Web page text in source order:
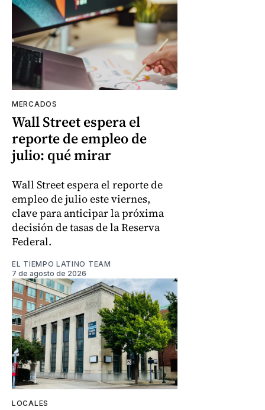
MERCADOS
Wall Street espera el
reporte de empleo de
julio: qué mirar
Wall Street espera el reporte de
empleo de julio este viernes,
clave para anticipar la próxima
decisión de tasas de la Reserva
Federal.
EL TIEMPO LATINO TEAM
7 de agosto de 2026
LOCALES